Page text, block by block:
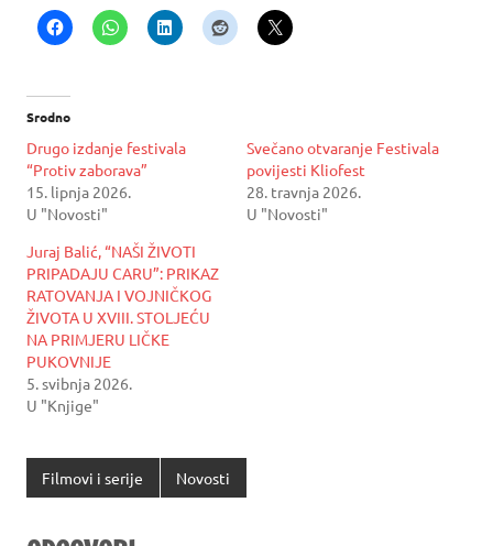
Srodno
Drugo izdanje festivala
“Protiv zaborava”
15. lipnja 2026.
U "Novosti"
Svečano otvaranje Festivala
povijesti Kliofest
28. travnja 2026.
U "Novosti"
Juraj Balić, “NAŠI ŽIVOTI
PRIPADAJU CARU”: PRIKAZ
RATOVANJA I VOJNIČKOG
ŽIVOTA U XVIII. STOLJEĆU
NA PRIMJERU LIČKE
PUKOVNIJE
5. svibnja 2026.
U "Knjige"
Filmovi i serije Novosti